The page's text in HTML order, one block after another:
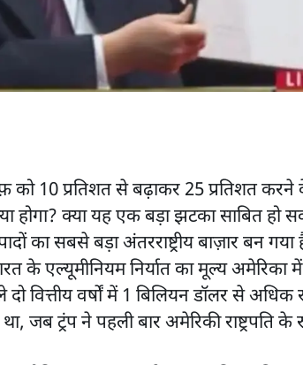
को 10 प्रतिशत से बढ़ाकर 25 प्रतिशत करने
होगा? क्या यह एक बड़ा झटका साबित हो
का सबसे बड़ा अंतरराष्ट्रीय बाज़ार बन
के एल्यूमीनियम निर्यात का मूल्य अमेरिका
वित्तीय वर्षों में 1 बिलियन डॉलर से अधिक
जब ट्रंप ने पहली बार अमेरिकी राष्ट्रपति के